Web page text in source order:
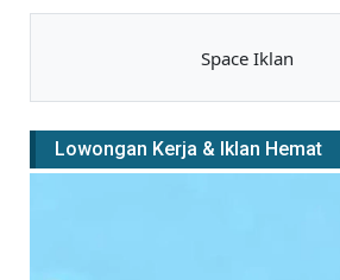
Space Iklan
Lowongan Kerja & Iklan Hemat